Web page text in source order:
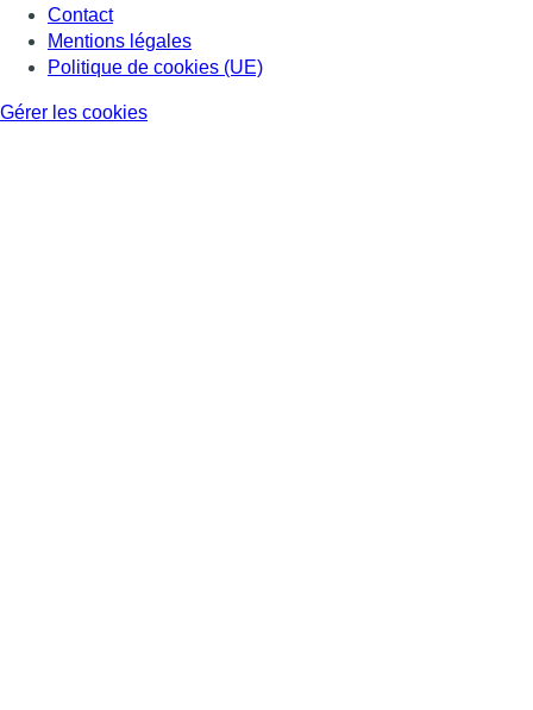
Contact
Mentions légales
Politique de cookies (UE)
Gérer les cookies